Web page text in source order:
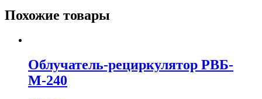
Похожие товары
Облучатель-рециркулятор РВБ-
М-240